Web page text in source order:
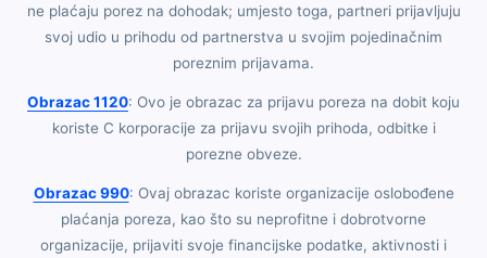
ne plaćaju porez na dohodak; umjesto toga, partneri prijavljuju
svoj udio u prihodu od partnerstva u svojim pojedinačnim
poreznim prijavama.
Obrazac 1120: Ovo je obrazac za prijavu poreza na dobit koju
koriste C korporacije za prijavu svojih prihoda, odbitke i
porezne obveze.
Obrazac 990: Ovaj obrazac koriste organizacije oslobođene
plaćanja poreza, kao što su neprofitne i dobrotvorne
organizacije, prijaviti svoje financijske podatke, aktivnosti i